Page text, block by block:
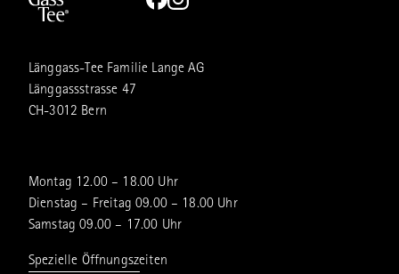
Länggass-Tee Familie Lange AG
Länggassstrasse 47
CH-3012 Bern
Montag 12.00 – 18.00 Uhr
Dienstag – Freitag 09.00 – 18.00 Uhr
Samstag 09.00 – 17.00 Uhr
Spezielle Öffnungszeiten